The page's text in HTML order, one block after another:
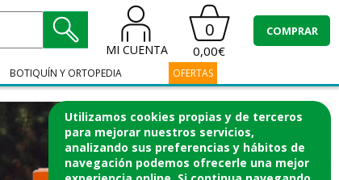
Utilizamos cookies propias y de terceros
para mejorar nuestros servicios,
analizando sus preferencias y hábitos de
navegación podemos ofrecerle una mejor
MI CUENTA
0
0,00€
COMPRAR
BOTIQUÍN Y ORTOPEDIA OFERTAS